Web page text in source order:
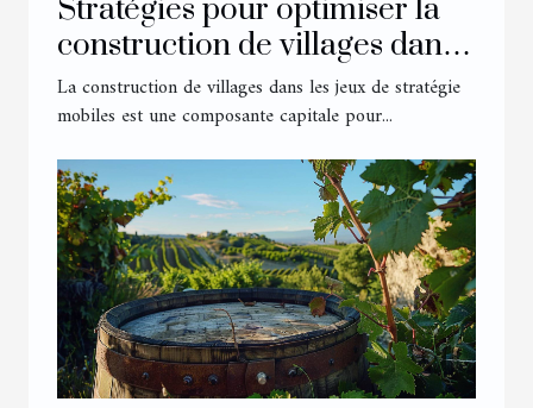
Stratégies pour optimiser la
construction de villages dans
les jeux de stratégie mobiles
La construction de villages dans les jeux de stratégie
mobiles est une composante capitale pour...